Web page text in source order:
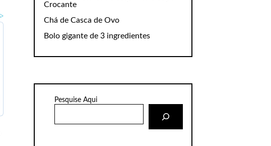
Crocante
Chá de Casca de Ovo
Bolo gigante de 3 ingredientes
Pesquise Aqui